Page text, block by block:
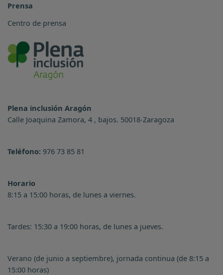
Prensa
Centro de prensa
Plena inclusión Aragón
Calle Joaquina Zamora, 4 , bajos. 50018-Zaragoza
Teléfono: 976 73 85 81
Horario
8:15 a 15:00 horas, de lunes a viernes.
Tardes: 15:30 a 19:00 horas, de lunes a jueves.
Verano (de junio a septiembre), jornada continua (de 8:15 a
15:00 horas)